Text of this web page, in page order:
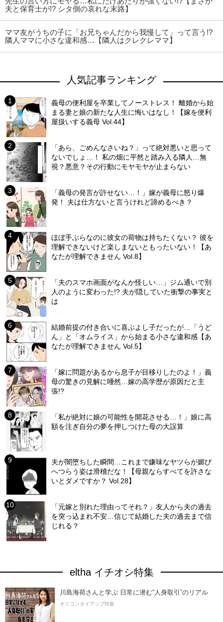
夫と保育士が!? シタ側の哀れな末路】
ママ友がうちの子に「お兄ちゃんだから我慢して」って言う!?
隣人ママに小さな違和感…【隣人はクレクレママ】
人気記事ランキング
義母の便利屋を卒業してノーストレス！ 離婚から始
まる妻と娘の新たな人生に悔いはなし！【嫁を便利
屋扱いする義母 Vol.44】
「あら、ごめんなさいね？」って絶対悪いと思って
ないでしょ…！ 私の畑に平然と踏み入る隣人…無
視？悪意？その行動にモヤモヤが止まらない
「義母の発言が許せない…！」嫁が義母に怒り爆
発！ 夫は仕方ないと言うけれど諦めるべき？
ほぼ手ぶらなのに彼女の荷物は持ちたくない？ 彼を
理解できないけど楽しまないともったいない！【あ
なたが理解できません Vol.8】
「夫のスマホ画面がなんか怪しい…」ジム通いで別
人のように変わった!? 夫が隠していた衝撃の事実と
は
結婚前提の付き合いに喜ぶよし子だったが…「うど
ん」と「オムライス」から始まる小さな違和感【あ
なたが理解できません Vol.5】
「嫁に問題があるから息子が目移りしたのよ！」義
母の驚きの見解に唖然…嫁の高学歴が原因だと主
張!?
「私が絶対に娘の可能性を開花させる…！」娘に高
額を注ぎ自分の夢を押しつけた母の大誤算
夫が闇堕ちした瞬間…これまで嫌味なヤツらが媚び
へつらう姿は滑稽だな！【母親ならすべてを許さな
いとダメですか？ Vol.28】
「元嫁と別れた理由ってそれ？」友人から夫の過去
を突っ込まれ不安…信じて結婚した夫の過去まで信
じれる？
eltha イチオシ特集
川島海荷さんと学ぶ 日常に潜む“人身取引”のリアル
オリコンタイアップ特集